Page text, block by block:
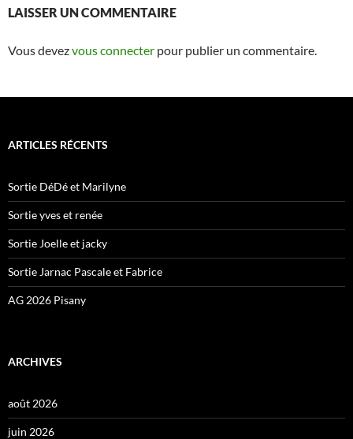
LAISSER UN COMMENTAIRE
Vous devezvous connecter pour publier un commentaire.
ARTICLES RÉCENTS
Sortie DéDé et Marilyne
Sortie yves et renée
Sortie Joelle et jacky
Sortie Jarnac Pascale et Fabrice
AG 2026 Pisany
ARCHIVES
août 2026
juin 2026